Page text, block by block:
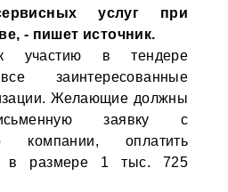
услуг при
- пишет источник.
участию в тендере
заинтересованные
Желающие должны
заявку с
компании, оплатить
в размере 1 тыс. 725